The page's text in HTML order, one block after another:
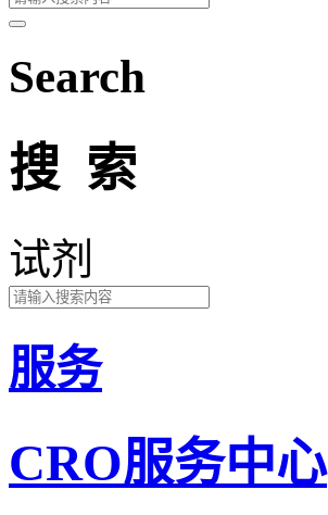
Search
搜 索
试剂
服务
CRO服务中心